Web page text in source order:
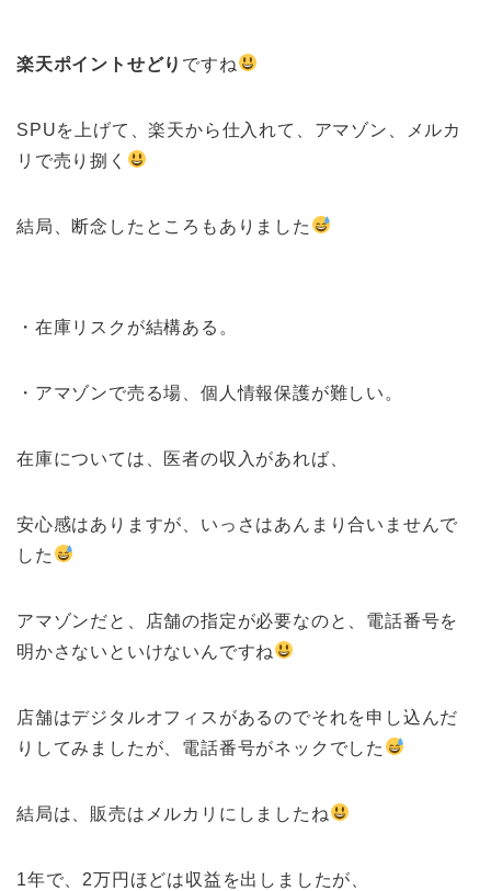
楽天ポイントせどり ですね
SPUを上げて、楽天から仕入れて、アマゾン、メルカ
リで売り捌く
結局、断念したところもありました
・在庫リスクが結構ある。
・アマゾンで売る場、個人情報保護が難しい。
在庫については、医者の収入があれば、
安心感はありますが、いっさはあんまり合いませんで
した
アマゾンだと、店舗の指定が必要なのと、電話番号を
明かさないといけないんですね
店舗はデジタルオフィスがあるのでそれを申し込んだ
りしてみましたが、電話番号がネックでした
結局は、販売はメルカリにしましたね
1年で、2万円ほどは収益を出しましたが、